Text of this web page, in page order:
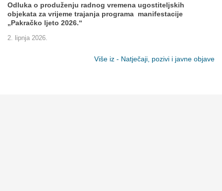
Odluka o produženju radnog vremena ugostiteljskih
objekata za vrijeme trajanja programa manifestacije
„Pakračko ljeto 2026.“
2. lipnja 2026.
Više iz - Natječaji, pozivi i javne objave